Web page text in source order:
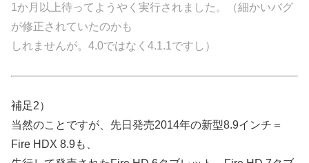
1か月以上待ってようやく実行されました。（細かいバグ
が修正されていたのかも
しれませんが。4.0ではなく4.1.1ですし）
補足2）
当然のことですが、先日発売2014年の新型8.9インチ＝
Fire HDX 8.9も、